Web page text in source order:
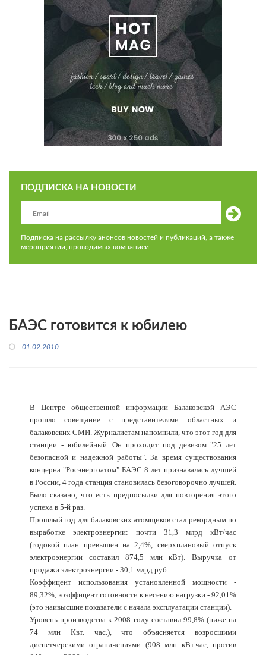
ПОДПИСКА НА НОВОСТИ
Подписка на рассылку анонсов новостей и публикаций, а также
мероприятий, проводимых компанией.
БАЭС готовится к юбилею
01.02.2010
В Центре общественной информации Балаковской АЭС
прошло совещание с представителями областных и
балаковских СМИ. Журналистам напомнили, что этот год для
станции - юбилейный. Он проходит под девизом "25 лет
безопасной и надежной работы". За время существования
концерна "Росэнергоатом" БАЭС 8 лет признавалась лучшей
в России, 4 года станция становилась безоговорочно лучшей.
Было сказано, что есть предпосылки для повторения этого
успеха в 5-й раз.
Прошлый год для балаковских атомщиков стал рекордным по
выработке электроэнергии: почти 31,3 млрд кВт/час
(годовой план превышен на 2,4%, сверхплановый отпуск
электроэнергии составил 874,5 млн кВт). Выручка от
продажи электроэнергии - 30,1 млрд руб.
Коэффицент использования установленной мощности -
89,32%, коэффицент готовности к несению нагрузки - 92,01%
(это наивысшие показатели с начала эксплуатации станции).
Уровень производства к 2008 году составил 99,8% (ниже на
74 млн Квт. час.), что объясняется возросшими
диспетчерскими ограничениями (908 млн кВт.час, против